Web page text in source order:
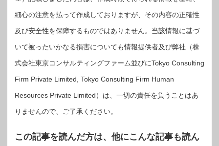
細心の注意を払って作成しておりますが、その内容の正確性
及び安全性を保障するものではありません。当該情報に基づ
いて被ったいかなる損害についても情報提供者及び弊社（株
式会社東京コンサルティングファーム並びにTokyo Consulting
Firm Private Limited, Tokyo Consulting Firm Human
Resources Private Limited）は、一切の責任を負うことはあ
りませんので、ご了承ください。
この記事を読んだ方は、他にこんな記事も読ん